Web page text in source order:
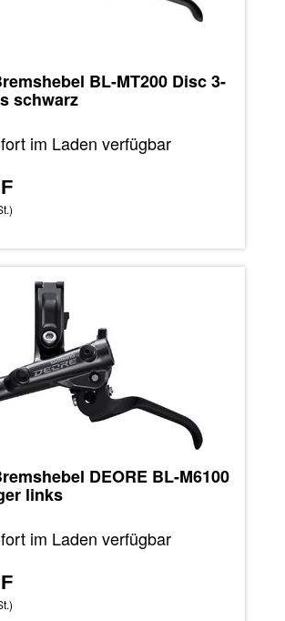
BL-MT200 Disc 3-
schwarz
im Laden verfügbar
DEORE BL-M6100
links
im Laden verfügbar